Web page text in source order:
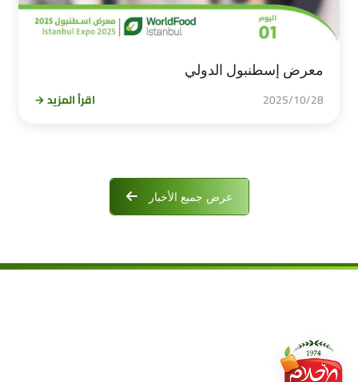
معرض إسطنبول الدولي
2025/10/28 اقرأ المزيد →
عرض جميع الأخبار